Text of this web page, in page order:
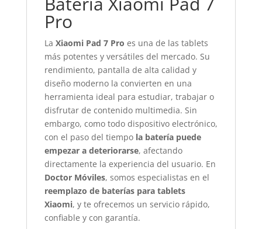
Pro
La Xiaomi Pad 7 Pro es una de las tablets
más potentes y versátiles del mercado. Su
rendimiento, pantalla de alta calidad y
diseño moderno la convierten en una
herramienta ideal para estudiar, trabajar o
disfrutar de contenido multimedia. Sin
embargo, como todo dispositivo electrónico,
con el paso del tiempo la batería puede
empezar a deteriorarse, afectando
directamente la experiencia del usuario. En
Doctor Móviles, somos especialistas en el
reemplazo de baterías para tablets
Xiaomi, y te ofrecemos un servicio rápido,
confiable y con garantía.